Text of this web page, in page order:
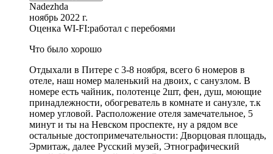
Nadezhda
ноябрь 2022 г.
Оценка WI-FI:работал с перебоями
Что было хорошо
Отдыхали в Питере с 3-8 ноября, всего 6 номеров в
отеле, наш номер маленький на двоих, с санузлом. В
номере есть чайник, полотенце 2шт, фен, душ, моющие
принадлежности, обогреватель в комнате и санузле, т.к
номер угловой. Расположение отеля замечательное, 5
минут и ты на Невском проспекте, ну а рядом все
остальные достопримечательности: Дворцовая площадь,
Эрмитаж, далее Русский музей, Этнографический